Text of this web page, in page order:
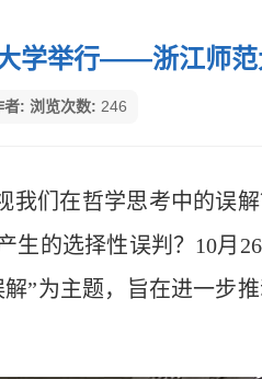
学举行——浙江师
者: 浏览次数: 246
我们在哲学思考中的误
的选择性误判？10月
”为主题，旨在进一步